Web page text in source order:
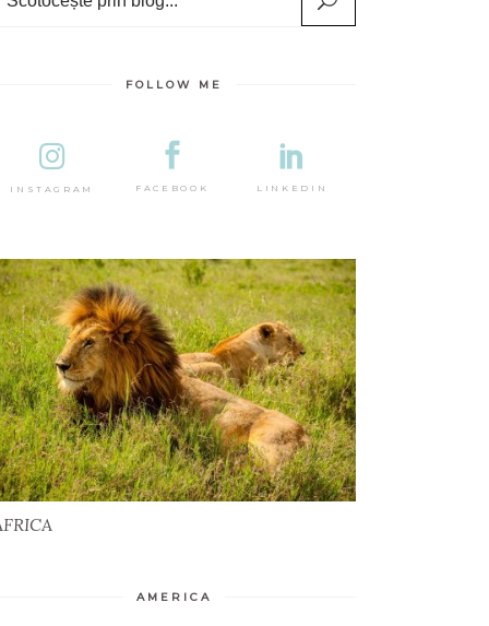
FOLLOW ME
INSTAGRAM FACEBOOK LINKEDIN
AMERICA